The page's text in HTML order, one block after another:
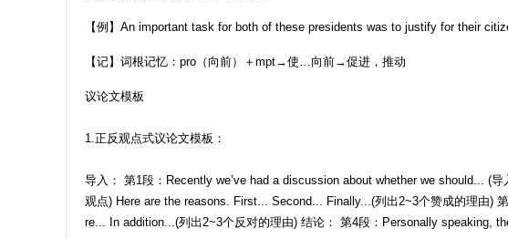
【例】An important task for both of these presidents was to justify for their
【记】词根记忆：pro（向前）＋mpt→使…向前→促进，推动
议论文模板
1.正反观点式议论文模板：
导入： 第1段：Recently we’ve had a discussion about whether we should... (
观点) Here are the reasons. First... Second... Finally...(列出2~3个赞成的理由)
re... In addition...(列出2~3个反对的理由) 结论： 第4段：Personally speaking,